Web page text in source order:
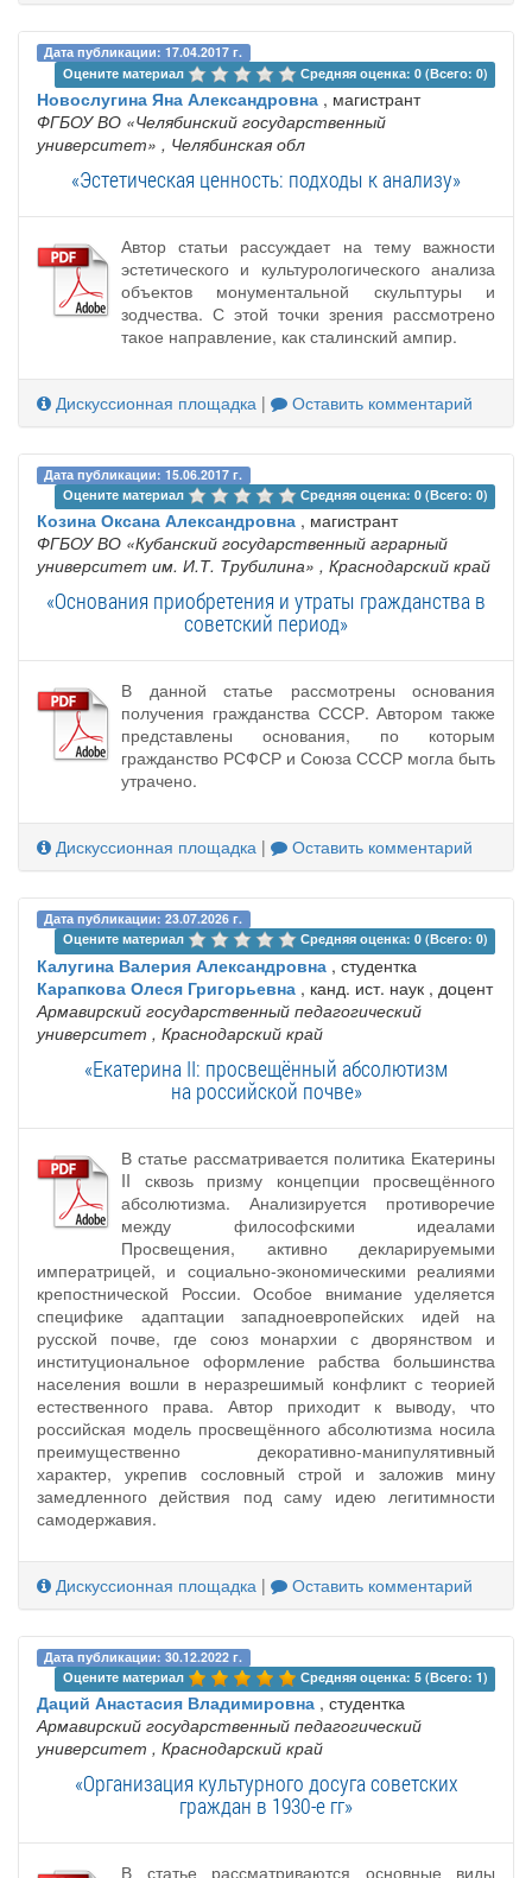
Дата публикации: 17.04.2017 г.
Оцените материал
Средняя оценка: 0 (Всего: 0)
Новослугина Яна Александровна , магистрант
ФГБОУ ВО «Челябинский государственный
университет» , Челябинская обл
«Эстетическая ценность: подходы к анализу»
Автор статьи рассуждает на тему важности
эстетического и культурологического анализа
объектов монументальной скульптуры и
зодчества. С этой точки зрения рассмотрено
такое направление, как сталинский ампир.
Дискуссионная площадка | Оставить комментарий
Дата публикации: 15.06.2017 г.
Оцените материал
Средняя оценка: 0 (Всего: 0)
Козина Оксана Александровна , магистрант
ФГБОУ ВО «Кубанский государственный аграрный
университет им. И.Т. Трубилина» , Краснодарский край
«Основания приобретения и утраты гражданства в
советский период»
В данной статье рассмотрены основания
получения гражданства СССР. Автором также
представлены основания, по которым
гражданство РСФСР и Союза СССР могла быть
утрачено.
Дискуссионная площадка | Оставить комментарий
Дата публикации: 23.07.2026 г.
Оцените материал
Средняя оценка: 0 (Всего: 0)
Калугина Валерия Александровна , студентка
Карапкова Олеся Григорьевна , канд. ист. наук , доцент
Армавирский государственный педагогический
университет , Краснодарский край
«Екатерина II: просвещённый абсолютизм
на российской почве»
В статье рассматривается политика Екатерины
II сквозь призму концепции просвещённого
абсолютизма. Анализируется противоречие
между философскими идеалами
Просвещения, активно декларируемыми
императрицей, и социально-экономическими реалиями
крепостнической России. Особое внимание уделяется
специфике адаптации западноевропейских идей на
русской почве, где союз монархии с дворянством и
институциональное оформление рабства большинства
населения вошли в неразрешимый конфликт с теорией
естественного права. Автор приходит к выводу, что
российская модель просвещённого абсолютизма носила
преимущественно декоративно-манипулятивный
характер, укрепив сословный строй и заложив мину
замедленного действия под саму идею легитимности
самодержавия.
Дискуссионная площадка | Оставить комментарий
Дата публикации: 30.12.2022 г.
Оцените материал
Средняя оценка: 5 (Всего: 1)
Даций Анастасия Владимировна , студентка
Армавирский государственный педагогический
университет , Краснодарский край
«Организация культурного досуга советских
граждан в 1930-е гг»
В статье рассматриваются основные виды